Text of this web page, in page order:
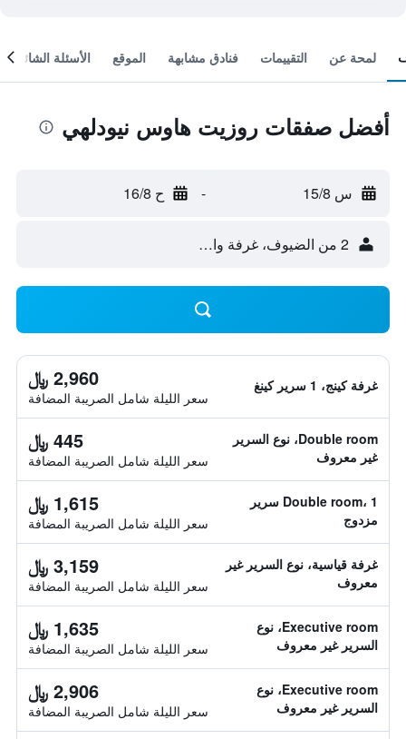
لمحة عن التقييمات فنادق مشابهة الموقع الأسئلة الشائعة
أفضل صفقات روزيت هاوس نيودلهي
س 15/8 - ح 16/8
2 من الضيوف، غرفة واحدة
غرفة كينج، 1 سرير كينغ 2,960 ﷼
سعر الليلة شامل الصريبة المضافة
Double room، نوع السرير
غير معروف
445 ﷼
سعر الليلة شامل الصريبة المضافة
Double room، 1 سرير
مزدوج
1,615 ﷼
سعر الليلة شامل الصريبة المضافة
غرفة قياسية، نوع السرير غير
معروف
3,159 ﷼
سعر الليلة شامل الصريبة المضافة
Executive room، نوع
السرير غير معروف
1,635 ﷼
سعر الليلة شامل الصريبة المضافة
Executive room، نوع
السرير غير معروف
2,906 ﷼
سعر الليلة شامل الصريبة المضافة